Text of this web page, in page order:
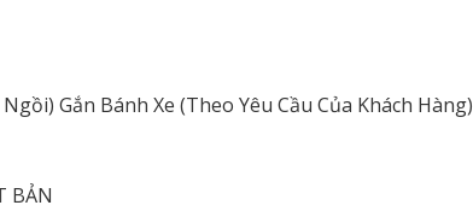
Gắn Bánh Xe (Theo Yêu Cầu Của Khách Hàng)
BẢN